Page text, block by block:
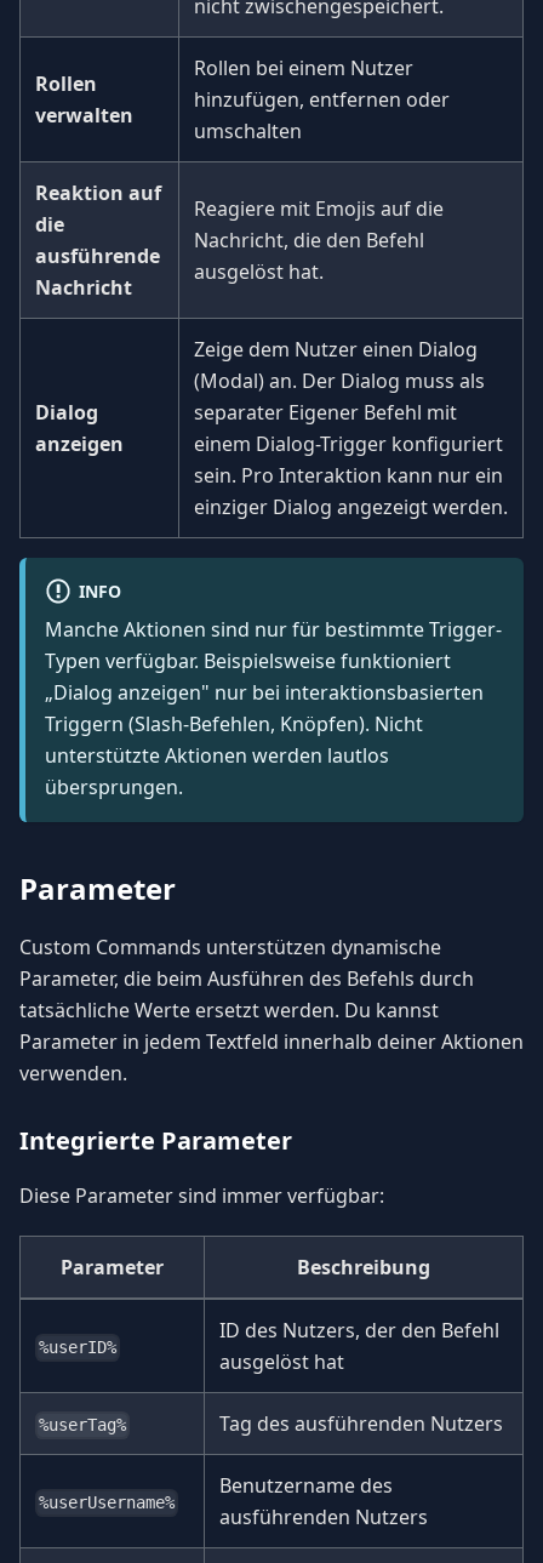
nicht zwischengespeichert.
Rollen
verwalten
Rollen bei einem Nutzer
hinzufügen, entfernen oder
umschalten
Reaktion auf
die
ausführende
Nachricht
Reagiere mit Emojis auf die
Nachricht, die den Befehl
ausgelöst hat.
Dialog
anzeigen
Zeige dem Nutzer einen Dialog
(Modal) an. Der Dialog muss als
separater Eigener Befehl mit
einem Dialog-Trigger konfiguriert
sein. Pro Interaktion kann nur ein
einziger Dialog angezeigt werden.
INFO
Manche Aktionen sind nur für bestimmte Trigger-
Typen verfügbar. Beispielsweise funktioniert
„Dialog anzeigen" nur bei interaktionsbasierten
Triggern (Slash-Befehlen, Knöpfen). Nicht
unterstützte Aktionen werden lautlos
übersprungen.
Parameter
Custom Commands unterstützen dynamische
Parameter, die beim Ausführen des Befehls durch
tatsächliche Werte ersetzt werden. Du kannst
Parameter in jedem Textfeld innerhalb deiner Aktionen
verwenden.
Integrierte Parameter
Diese Parameter sind immer verfügbar:
Parameter Beschreibung
%userID%
ID des Nutzers, der den Befehl
ausgelöst hat
%userTag% Tag des ausführenden Nutzers
%userUsername%
Benutzername des
ausführenden Nutzers